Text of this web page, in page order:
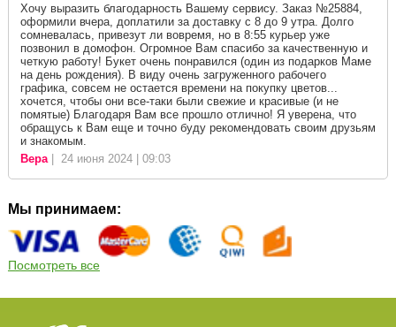
Хочу выразить благодарность Вашему сервису. Заказ №25884,
оформили вчера, доплатили за доставку с 8 до 9 утра. Долго
сомневалась, привезут ли вовремя, но в 8:55 курьер уже
позвонил в домофон. Огромное Вам спасибо за качественную и
четкую работу! Букет очень понравился (один из подарков Маме
на день рождения). В виду очень загруженного рабочего
графика, совсем не остается времени на покупку цветов...
хочется, чтобы они все-таки были свежие и красивые (и не
помятые) Благодаря Вам все прошло отлично! Я уверена, что
обращусь к Вам еще и точно буду рекомендовать своим друзьям
и знакомым.
Вера| 24 июня 2024 | 09:03
Мы принимаем:
Посмотреть все